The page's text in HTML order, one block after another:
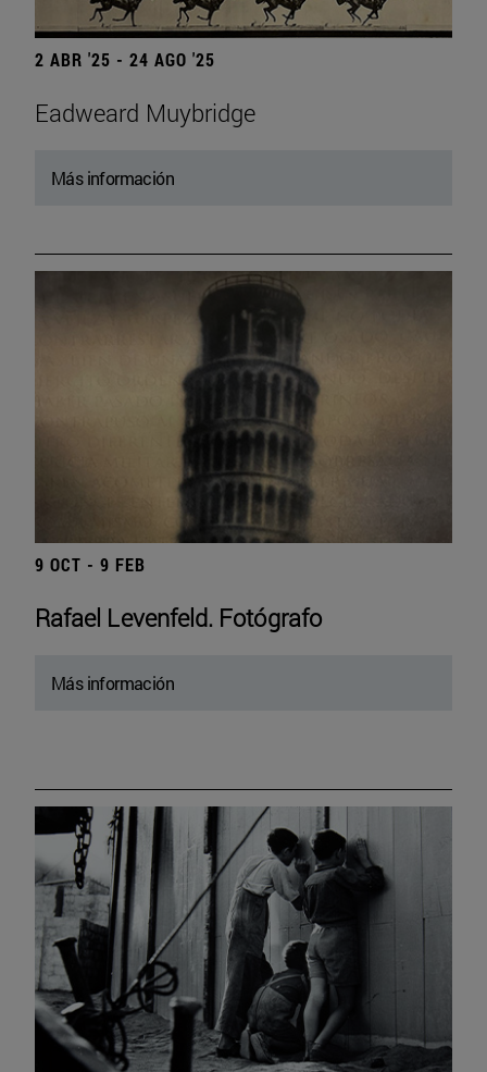
2 ABR '25 - 24 AGO '25
Eadweard Muybridge
Más información
9 OCT - 9 FEB
Rafael Levenfeld. Fotógrafo
Más información